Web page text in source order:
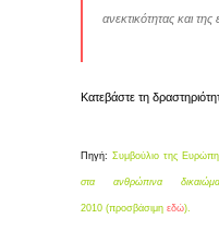
ανεκτικότητας και της
Κατεβάστε τη
Πηγή: Συμβούλιο της
στα ανθρώπινα
2010 (προσβάσιμη εδώ).